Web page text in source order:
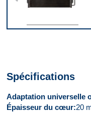
Spécifications
Adaptation universelle
Épaisseur du cœur 20